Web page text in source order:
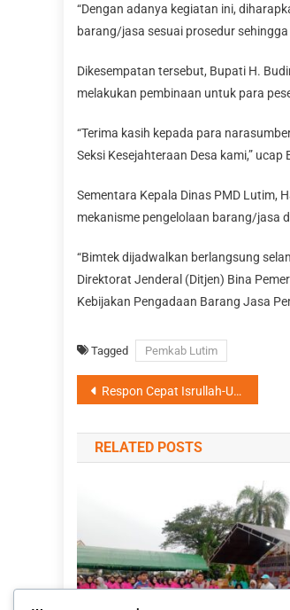
“Dengan adanya kegiatan ini,
barang/jasa sesuai prosedur
Dikesempatan tersebut, Bupati H.
melakukan pembinaan untuk para
“Terima kasih kepada para
Seksi Kesejahteraan Desa kami,” ucap
Sementara Kepala Dinas PMD Lutim,
mekanisme pengelolaan barang/jasa
“Bimtek dijadwalkan berlangsung
Direktorat Jenderal (Ditjen) Bina
Kebijakan Pengadaan Barang Jasa
Tagged Pemkab Lutim
Navigasi
pos
Respon Cepat Isrullah-Usman Bantu Korban Terdampak Banjir di Togo Luwu Timur
RELATED POSTS